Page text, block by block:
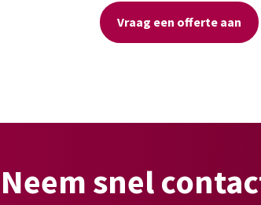
Vraag een offerte aan
Neem snel